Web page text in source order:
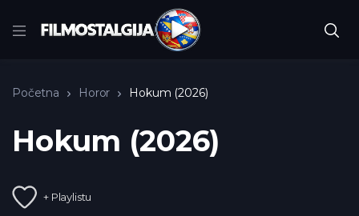
Početna Horor Hokum (2026)
Hokum (2026)
+ Playlistu